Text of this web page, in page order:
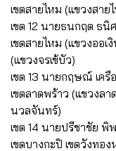
เขตสายไหม (แขวงสา
เขต 12 นายธนกฤต ธนิศ
เขตสายไหม (แขวงออเ
(แขวงจรเข้บัว)
เขต 13 นายกฤษณ์ เครือ
เขตลาดพร้าว (แขวงล
นวลจันทร์)
เขต 14 นายปรีชาชัย พิ
เขตบางกะปิ เขตวังทอ